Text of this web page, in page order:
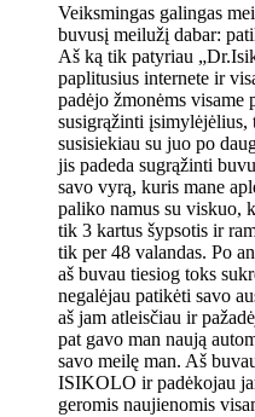
Veiksmingas galingas
buvusį meilužį dabar:
Aš ką tik patyriau
paplitusius internete ir
padėjo žmonėms visame
susigrąžinti
susisiekiau su juo po
jis padeda sugrąžinti
savo vyrą, kuris mane
paliko namus su viskuo,
tik 3 kartus šypsotis ir
tik per 48 valandas. Po
aš buvau tiesiog toks
negalėjau patikėti savo
aš jam atleisčiau ir
pat gavo man naują
savo meilę man. Aš
ISIKOLO ir padėkojau
geromis naujienomis